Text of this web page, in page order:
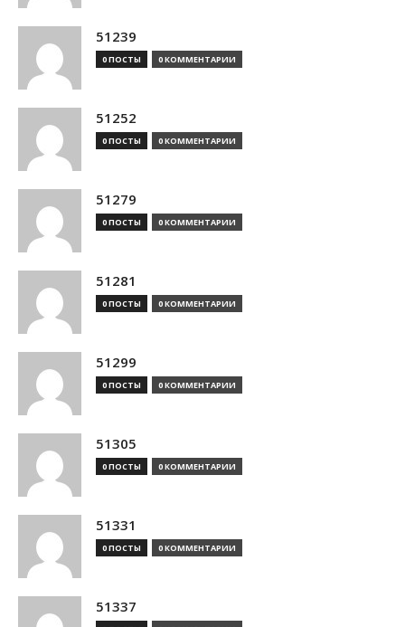
51239
0 ПОСТЫ 0 КОММЕНТАРИИ
51252
0 ПОСТЫ 0 КОММЕНТАРИИ
51279
0 ПОСТЫ 0 КОММЕНТАРИИ
51281
0 ПОСТЫ 0 КОММЕНТАРИИ
51299
0 ПОСТЫ 0 КОММЕНТАРИИ
51305
0 ПОСТЫ 0 КОММЕНТАРИИ
51331
0 ПОСТЫ 0 КОММЕНТАРИИ
51337